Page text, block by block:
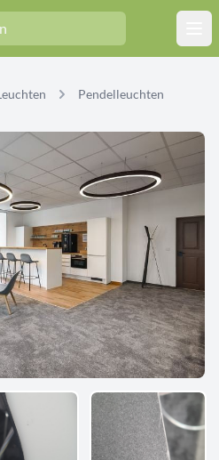
Pendelleuchten